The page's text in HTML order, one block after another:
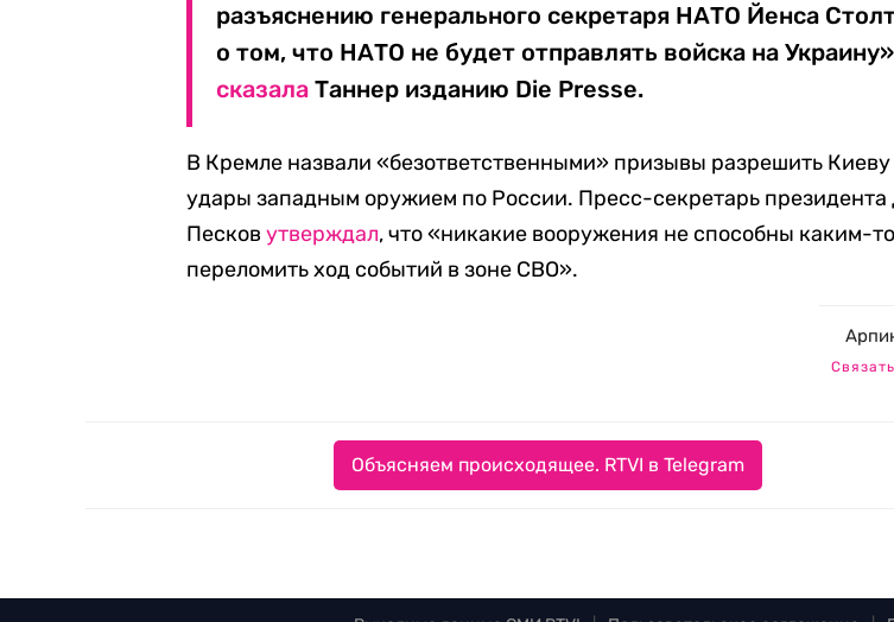
разъяснению генерального секретаря НАТО Йенса
о том, что НАТО не будет отправлять войска на
сказала Таннер изданию Die Presse.
В Кремле назвали «безответственными» призывы разрешить Киеву
удары западным оружием по России. Пресс-секретарь
Песковутверждал, что «никакие вооружения не способны каким-
переломить ход событий в зоне СВО».
Объясняем происходящее. RTVI в Telegram